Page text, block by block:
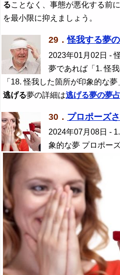
ることなく、事態が悪化する前
を最小限に抑えましょう。
29．怪我する夢
2023年01月02日 -
夢であれば「1. 怪
「18. 怪我した箇所が印象的な
逃げる夢の詳細は逃げる夢の夢
30． プロポーズ
2024年07月08日 -
象的な夢 プロポー